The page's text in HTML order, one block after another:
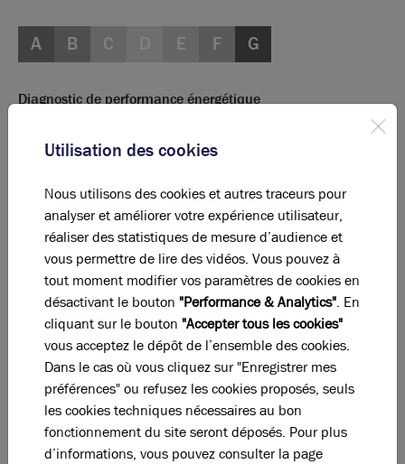
A B C E F G
Diagnostic de performance énergétique
Indice d'émission de gaz à effet de serre
Diagnostic GES en cours
La perle rare pour votreprojet immobilier
Ces offres peuvent vous intéresser !
Utilisation des cookies
Nous utilisons des cookies et autres traceurs pour
analyser et améliorer votre expérience utilisateur,
réaliser des statistiques de mesure d’audience et
vous permettre de lire des vidéos. Vous pouvez à
tout moment modifier vos paramètres de cookies en
désactivant le bouton "Performance & Analytics". En
cliquant sur le bouton "Accepter tous les cookies"
vous acceptez le dépôt de l’ensemble des cookies.
Dans le cas où vous cliquez sur "Enregistrer mes
préférences" ou refusez les cookies proposés, seuls
les cookies techniques nécessaires au bon
fonctionnement du site seront déposés. Pour plus
d’informations, vous pouvez consulter la page